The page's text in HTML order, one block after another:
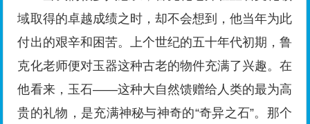
域取得的卓越成绩之时，却不会想到，他当年为此
付出的艰辛和困苦。上个世纪的五十年代初期，鲁
克化老师便对玉器这种古老的物件充满了兴趣。在
他看来，玉石——这种大自然馈赠给人类的最为高
贵的礼物，是充满神秘与神奇的“奇异之石”。那个